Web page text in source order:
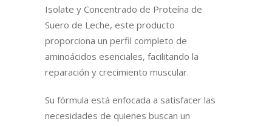
Isolate y Concentrado de Proteína de
Suero de Leche, este producto
proporciona un perfil completo de
aminoácidos esenciales, facilitando la
reparación y crecimiento muscular.
Su fórmula está enfocada a satisfacer las
necesidades de quienes buscan un